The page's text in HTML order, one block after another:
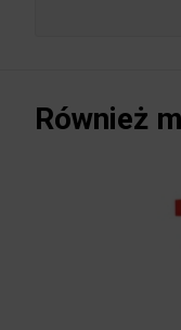
Również